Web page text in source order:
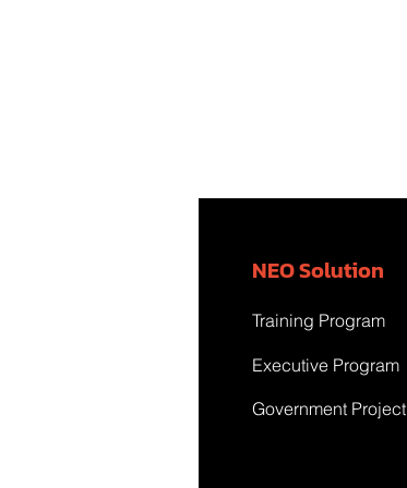
NEO Solution
Training Program
Executive Program
Government Project